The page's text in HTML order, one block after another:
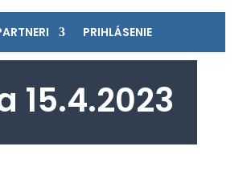
PRIHLÁSENIE
15.4.2023